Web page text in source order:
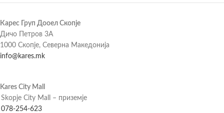
Карес Груп Дооел Скопје
Дичо Петров 3А
1000 Скопје, Северна Македонија
info@kares.mk
Kares City Mall
Skopje City Mall – приземје
078-254-623